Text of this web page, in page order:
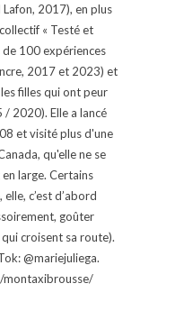
2017), en plus
« Testé et
100 expériences
2017 et 2023) et
filles qui ont peur
/ 2020). Elle a lancé
et visité plus d'une
qu'elle ne se
large. Certains
c’est d’abord
goûter
croisent sa route).
@mariejuliega.
montaxibrousse/